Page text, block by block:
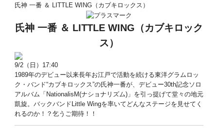
氏神 一番 ＆ LITTLE WING（カブキロックス）
氏神 一番 ＆ LITTLE WING （カブキロック
ス）
9/2（日）17:40
1989年のデビュー以来長年お江戸で活動を続ける東洋グラムロッ
ク・バンド“カブキロックス”の氏神一番が、デビュー30th記念ソロ
アルバム「NationalisM(ナショナリズム)」を引っ提げて堂々の地元
凱旋。バックバンドLittle Wingを率いてどんなステージを見せてく
れるのか！？乞うご期待！！